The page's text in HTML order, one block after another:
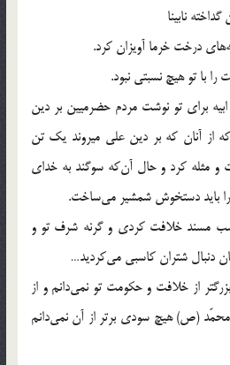
نابینا
درخت خرما آویزان کرد.
را با تو هیچ نسبتی نبود.
برای تو نوشت مردم حضرمیین بر دین
از آنان که بر دین علی میروند یک تن
و مثله کرد و حال آن‌که سوگند به خدای
باید دستخوش شمشیر می‌ساخت.
مسند خلافت کردی و گرنه شرف تو و
دنبال شتران کاسبی می‌کردید…
از خلافت و حکومت تو نمی‌دانم و از
(ص) هیچ سودی برتر از آن نمی‌دانم